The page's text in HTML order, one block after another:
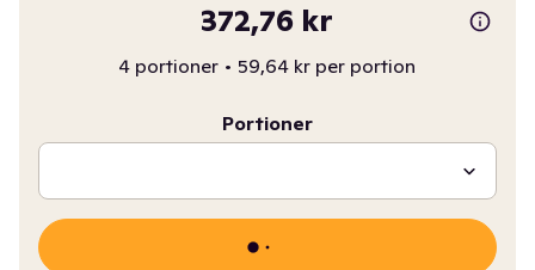
372,76 kr
4 portioner • 59,64 kr per portion
Portioner